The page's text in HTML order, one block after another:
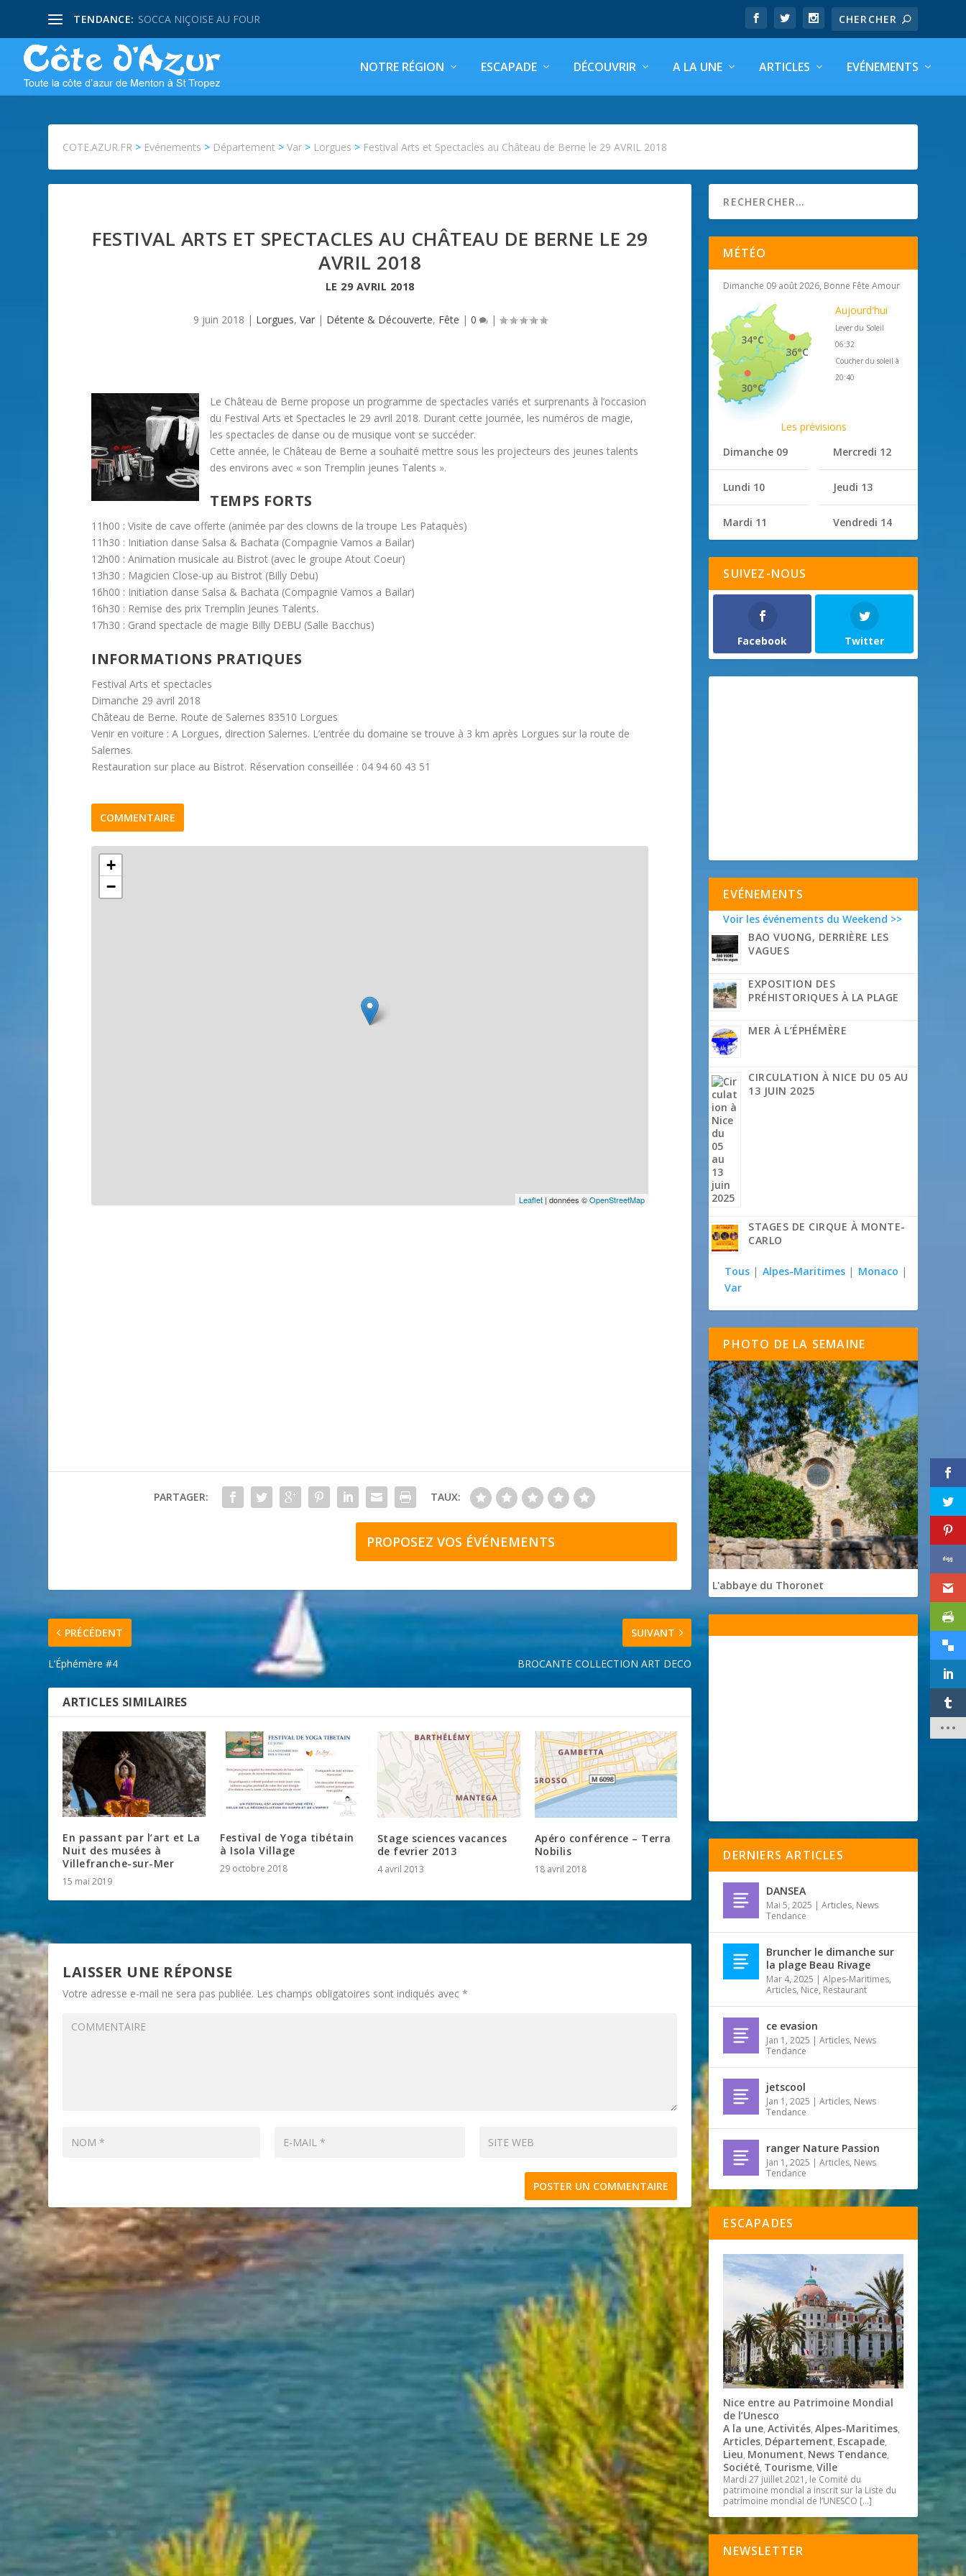
TENDANCE: SOCCA NIÇOISE AU FOUR
NOTRE RÉGION ESCAPADE DÉCOUVRIR A LA UNE ARTICLES EVÉNEMENTS
COTE.AZUR.FR > Evénements > Département >Var > Lorgues > Festival Arts et Spectacles au Château de Berne le 29 AVRIL 2018
FESTIVAL ARTS ET SPECTACLES AU CHÂTEAU DE BERNE LE 29
AVRIL 2018
LE 29 AVRIL 2018
9 juin 2018 | Lorgues, Var| Détente & Découverte, Fête | 0 |
Le Château de Berne propose un programme de spectacles variés et surprenants à l’occasion
du Festival Arts et Spectacles le 29 avril 2018. Durant cette journée, les numéros de magie,
les spectacles de danse ou de musique vont se succéder.
Cette année, le Château de Berne a souhaité mettre sous les projecteurs des jeunes talents
des environs avec « son Tremplin jeunes Talents ».
TEMPS FORTS
11h00 : Visite de cave offerte (animée par des clowns de la troupe Les Pataquès)
11h30 : Initiation danse Salsa & Bachata (Compagnie Vamos a Bailar)
12h00 : Animation musicale au Bistrot (avec le groupe Atout Coeur)
13h30 : Magicien Close-up au Bistrot (Billy Debu)
16h00 : Initiation danse Salsa & Bachata (Compagnie Vamos a Bailar)
16h30 : Remise des prix Tremplin Jeunes Talents.
17h30 : Grand spectacle de magie Billy DEBU (Salle Bacchus)
INFORMATIONS PRATIQUES
Festival Arts et spectacles
Dimanche 29 avril 2018
Château de Berne. Route de Salernes 83510 Lorgues
Venir en voiture : A Lorgues, direction Salernes. L’entrée du domaine se trouve à 3 km après Lorgues sur la route de
Salernes.
Restauration sur place au Bistrot. Réservation conseillée : 04 94 60 43 51
COMMENTAIRE
+
−
Leaflet | données ©OpenStreetMap
PARTAGER: TAUX:
PROPOSEZ VOS ÉVÉNEMENTS
PRÉCÉDENT
L’Éphémère #4
SUIVANT
BROCANTE COLLECTION ART DECO
ARTICLES SIMILAIRES
En passant par l’art et La
Nuit des musées à
Villefranche-sur-Mer
15 mai 2019
Festival de Yoga tibétain
à Isola Village
29 octobre 2018
Stage sciences vacances
de fevrier 2013
4 avril 2013
Apéro conférence – Terra
Nobilis
18 avril 2018
LAISSER UNE RÉPONSE
Votre adresse e-mail ne sera pas publiée. Les champs obligatoires sont indiqués avec*
MÉTÉO
Dimanche 09 août 2026, Bonne Fête Amour
36°C
34°C
30°C
Aujourd'hui
Lever du Soleil
06:32
Coucher du soleil à
20:40
Les prévisions
Dimanche 09
Lundi 10
Mardi 11
Mercredi 12
Jeudi 13
Vendredi 14
SUIVEZ-NOUS
Facebook Twitter
EVÉNEMENTS
Voir les événements du Weekend >>
BAO VUONG, DERRIÈRE LES
VAGUES
EXPOSITION DES
PRÉHISTORIQUES À LA PLAGE
MER À L’ÉPHÉMÈRE
CIRCULATION À NICE DU 05 AU
13 JUIN 2025
STAGES DE CIRQUE À MONTE-
CARLO
Tous | Alpes-Maritimes | Monaco |
Var
PHOTO DE LA SEMAINE
L'abbaye du Thoronet
DERNIERS ARTICLES
DANSEA
Mai 5, 2025 |Articles, News
Tendance
Bruncher le dimanche sur
la plage Beau Rivage
Mar 4, 2025 |Alpes-Maritimes,
Articles, Nice, Restaurant
ce evasion
Jan 1, 2025 |Articles, News
Tendance
jetscool
Jan 1, 2025 |Articles, News
Tendance
ranger Nature Passion
Jan 1, 2025 |Articles, News
Tendance
ESCAPADES
Nice entre au Patrimoine Mondial
de l’Unesco
A la une,Activités,Alpes-Maritimes,
Articles, Département, Escapade,
Lieu, Monument, News Tendance,
Société, Tourisme,Ville
Mardi 27 juillet 2021, le Comité du
patrimoine mondial a inscrit sur la Liste du
patrimoine mondial de l’UNESCO […]
NEWSLETTER